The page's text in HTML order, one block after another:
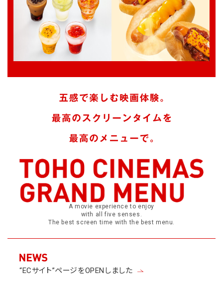
A movie experience to enjoy
with all five senses.
The best screen time with the best menu.
“ECサイト”ページをOPENしました